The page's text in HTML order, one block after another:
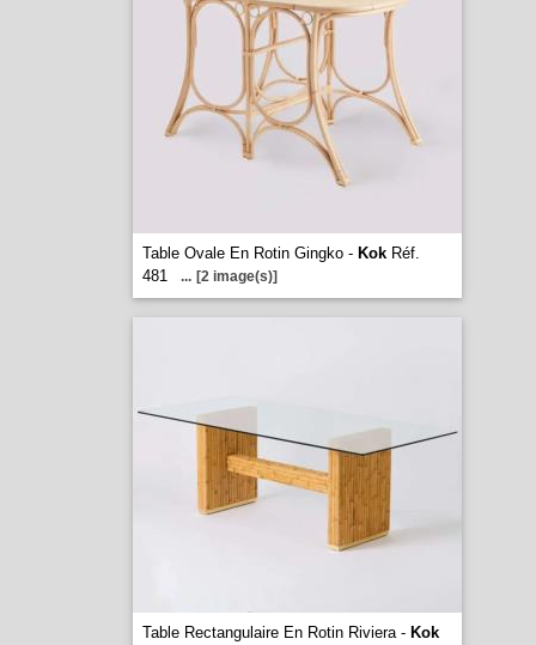
Table Ovale En Rotin Gingko - KokRéf.
481
... [2 image(s)]
Table Rectangulaire En Rotin Riviera - Kok